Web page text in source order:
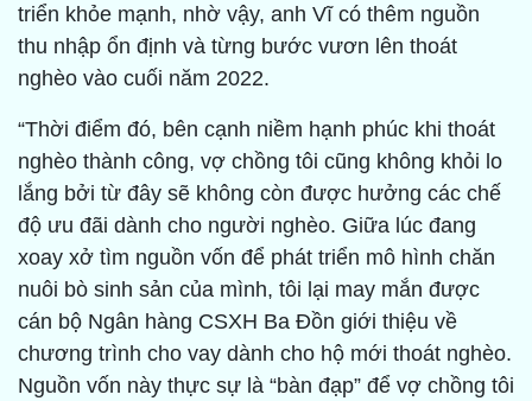
triển khỏe mạnh, nhờ vậy, anh Vĩ có thêm nguồn
thu nhập ổn định và từng bước vươn lên thoát
nghèo vào cuối năm 2022.
“Thời điểm đó, bên cạnh niềm hạnh phúc khi thoát
nghèo thành công, vợ chồng tôi cũng không khỏi lo
lắng bởi từ đây sẽ không còn được hưởng các chế
độ ưu đãi dành cho người nghèo. Giữa lúc đang
xoay xở tìm nguồn vốn để phát triển mô hình chăn
nuôi bò sinh sản của mình, tôi lại may mắn được
cán bộ Ngân hàng CSXH Ba Đồn giới thiệu về
chương trình cho vay dành cho hộ mới thoát nghèo.
Nguồn vốn này thực sự là “bàn đạp” để vợ chồng tôi